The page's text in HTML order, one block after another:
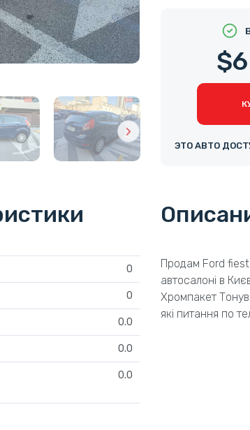
ЭТО АВТО
0
0
0.0
0.0
0.0
Продам Ford
автосалоні в
Хромпакет
які питання по